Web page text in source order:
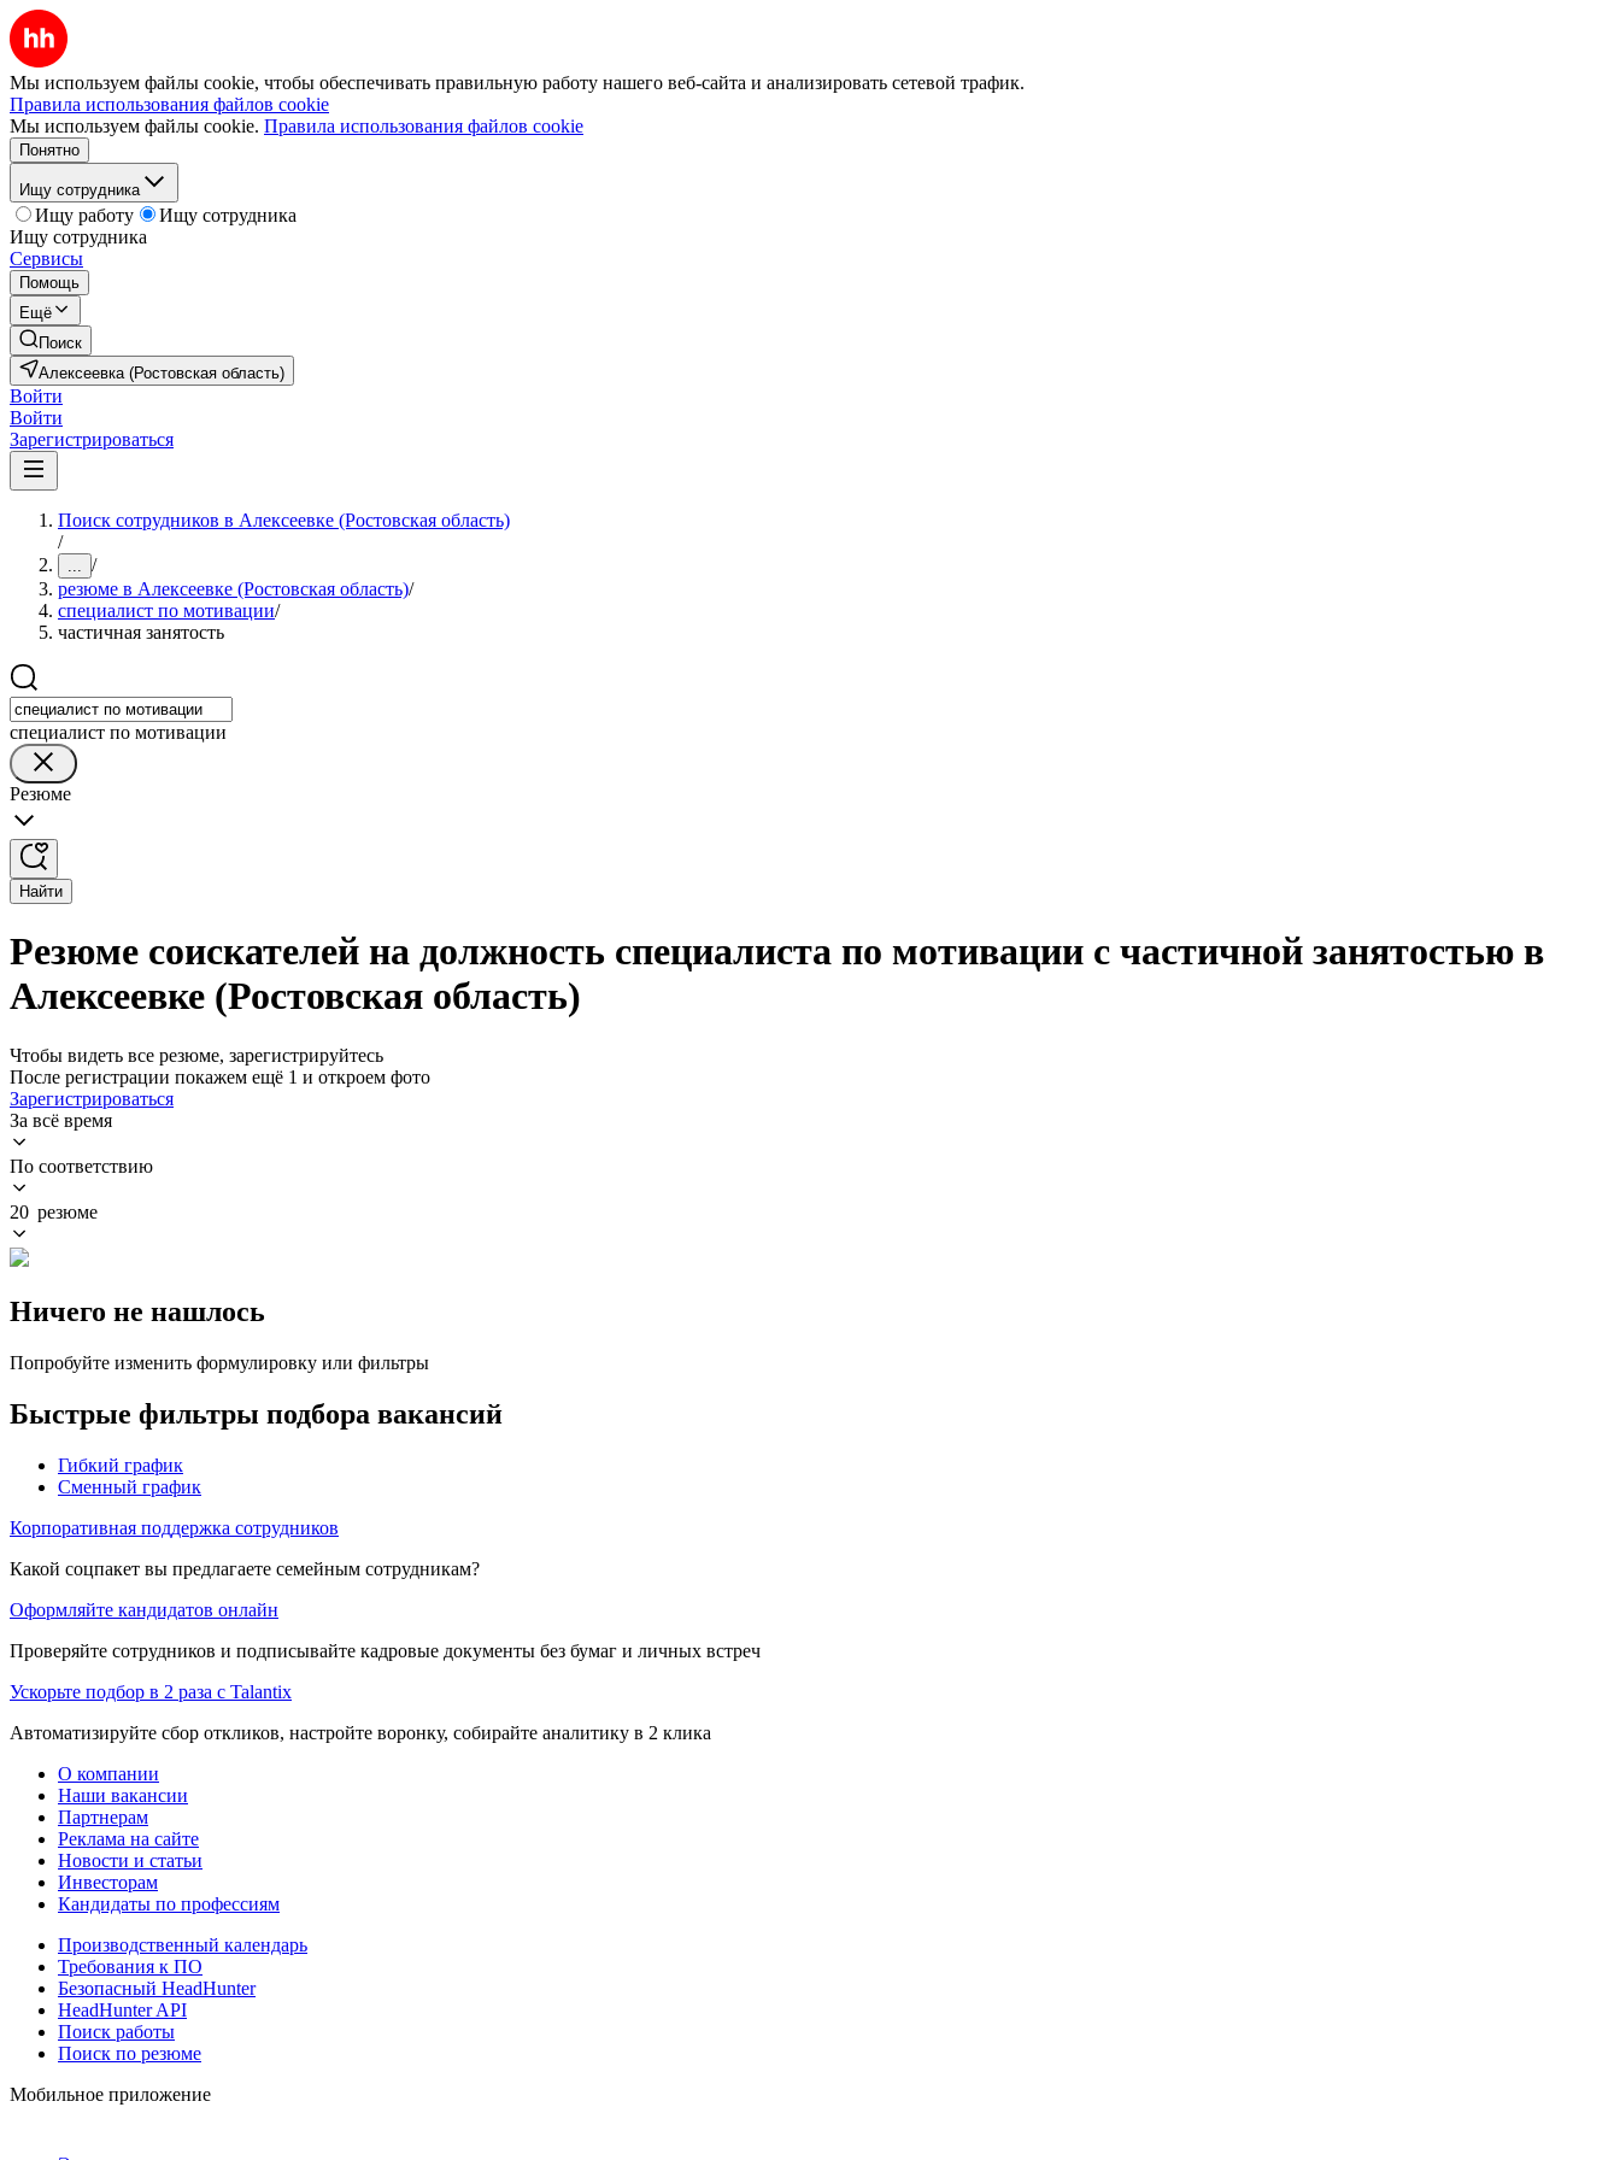
Мы используем файлы cookie, чтобы обеспечивать правильную работу нашего веб-сайта и анализировать сетевой трафик.
Правила использования файлов cookie
Мы используем файлы cookie. Правила использования файлов cookie
Понятно
Ищу сотрудника
Ищу работу
Ищу сотрудника
Ищу сотрудника
Сервисы
Помощь
Ещё
Поиск
Алексеевка (Ростовская область)
Войти
Войти
Зарегистрироваться
Поиск сотрудников в Алексеевке (Ростовская область)
/
... /
резюме в Алексеевке (Ростовская область)/
специалист по мотивации/
частичная занятость
специалист по мотивации
Резюме
Найти
Резюме соискателей на должность специалиста по мотивации с частичной занятостью в
Алексеевке (Ростовская область)
Чтобы видеть все резюме, зарегистрируйтесь
После регистрации покажем ещё 1 и откроем фото
Зарегистрироваться
За всё время
По соответствию
20 резюме
Ничего не нашлось
Попробуйте изменить формулировку или фильтры
Быстрые фильтры подбора вакансий
Гибкий график
Сменный график
Корпоративная поддержка сотрудников
Какой соцпакет вы предлагаете семейным сотрудникам?
Оформляйте кандидатов онлайн
Проверяйте сотрудников и подписывайте кадровые документы без бумаг и личных встреч
Ускорьте подбор в 2 раза с Talantix
Автоматизируйте сбор откликов, настройте воронку, собирайте аналитику в 2 клика
О компании
Наши вакансии
Партнерам
Реклама на сайте
Новости и статьи
Инвесторам
Кандидаты по профессиям
Производственный календарь
Требования к ПО
Безопасный HeadHunter
HeadHunter API
Поиск работы
Поиск по резюме
Мобильное приложение